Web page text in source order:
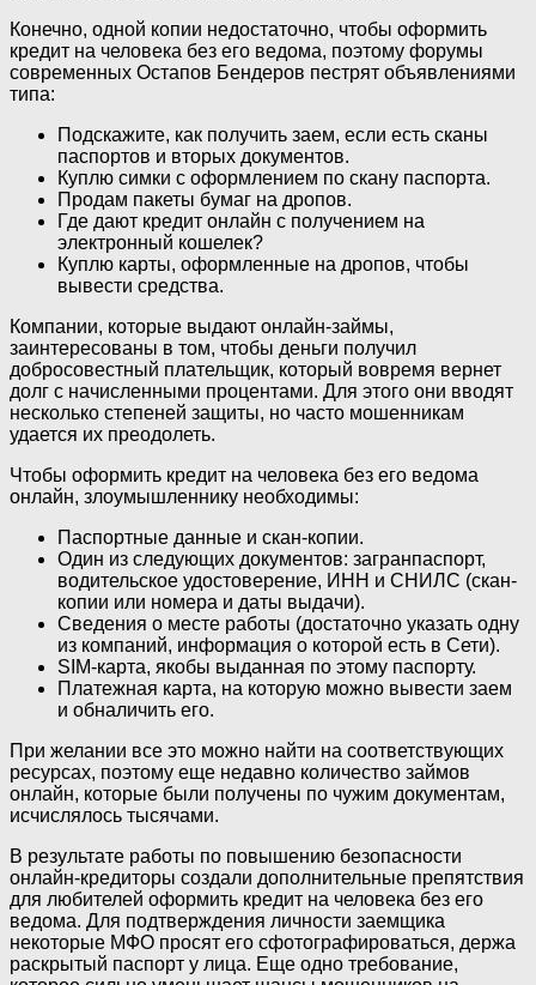
Конечно, одной копии недостаточно, чтобы оформить
кредит на человека без его ведома, поэтому форумы
современных Остапов Бендеров пестрят объявлениями
типа:
Подскажите, как получить заем, если есть сканы
паспортов и вторых документов.
Куплю симки с оформлением по скану паспорта.
Продам пакеты бумаг на дропов.
Где дают кредит онлайн с получением на
электронный кошелек?
Куплю карты, оформленные на дропов, чтобы
вывести средства.
Компании, которые выдают онлайн-займы,
заинтересованы в том, чтобы деньги получил
добросовестный плательщик, который вовремя вернет
долг с начисленными процентами. Для этого они вводят
несколько степеней защиты, но часто мошенникам
удается их преодолеть.
Чтобы оформить кредит на человека без его ведома
онлайн, злоумышленнику необходимы:
Паспортные данные и скан-копии.
Один из следующих документов: загранпаспорт,
водительское удостоверение, ИНН и СНИЛС (скан-
копии или номера и даты выдачи).
Сведения о месте работы (достаточно указать одну
из компаний, информация о которой есть в Сети).
SIM-карта, якобы выданная по этому паспорту.
Платежная карта, на которую можно вывести заем
и обналичить его.
При желании все это можно найти на соответствующих
ресурсах, поэтому еще недавно количество займов
онлайн, которые были получены по чужим документам,
исчислялось тысячами.
В результате работы по повышению безопасности
онлайн-кредиторы создали дополнительные препятствия
для любителей оформить кредит на человека без его
ведома. Для подтверждения личности заемщика
некоторые МФО просят его сфотографироваться, держа
раскрытый паспорт у лица. Еще одно требование,